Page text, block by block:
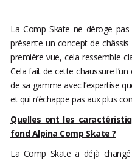
La Comp Skate ne déroge pas
présente un concept de
première vue, cela ressemble
Cela fait de cette chaussure
de sa gamme avec l’expertise
et qui n’échappe pas aux plus
Quelles ont les
fond Alpina Comp Skate ?
La Comp Skate a déjà